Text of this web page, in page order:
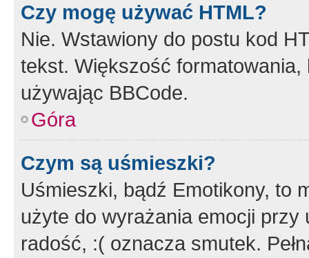
Czy mogę używać HTML?
Nie. Wstawiony do postu kod
tekst. Większość
używając BBCode.
Góra
Czym są uśmieszki?
Uśmieszki, bądź Emotikony, to
użyte do wyrażania emocji
radość, :( oznacza smutek.